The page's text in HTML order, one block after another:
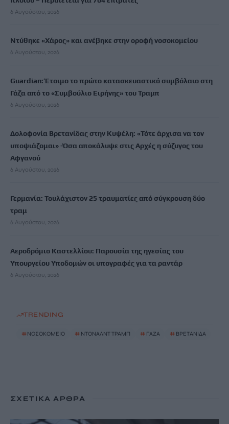
6 Αυγούστου, 2026
Ντύθηκε «Χάρος» και ανέβηκε στην οροφή νοσοκομείου
6 Αυγούστου, 2026
Guardian: Έτοιμο το πρώτο κατασκευαστικό συμβόλαιο στη
Γάζα από το «Συμβούλιο Ειρήνης» του Τραμπ
6 Αυγούστου, 2026
Δολοφονία Βρετανίδας στην Κυψέλη: «Τότε άρχισα να τον
υποψιάζομαι» -Όσα αποκάλυψε στις Aρχές η σύζυγος του
Αφγανού
6 Αυγούστου, 2026
Γερμανία: Τουλάχιστον 25 τραυματίες από σύγκρουση δύο
τραμ
6 Αυγούστου, 2026
Αεροδρόμιο Καστελλίου: Παρουσία της ηγεσίας του
Υπουργείου Υποδομών οι υπογραφές για τα ραντάρ
6 Αυγούστου, 2026
TRENDING
# ΝΟΣΟΚΟΜΕΙΟ # ΝΤΟΝΑΛΝΤ ΤΡΑΜΠ # ΓΑΖΑ # ΒΡΕΤΑΝΙΔΑ
ΣΧΕΤΙΚΆ ΆΡΘΡΑ